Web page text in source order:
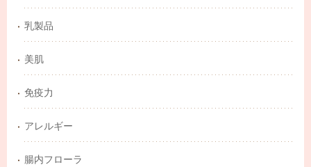
乳製品
美肌
免疫力
アレルギー
腸内フローラ